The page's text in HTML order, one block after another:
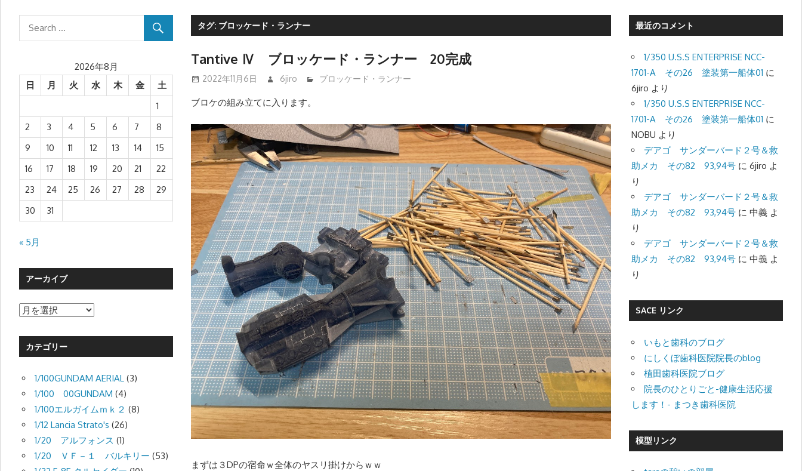
タグ: ブロッケード・ランナー
Tantive Ⅳ ブロッケード・ランナー 20完成
2022年11月6日 6jiro ブロッケード・ランナー
ブロケの組み立てに入ります。
まずは３DPの宿命ｗ全体のヤスリ掛けからｗｗ
2026年8月
日
月 火 水 木 金
土
1
2
3 4 5 6 7
8
9
10 11 12 13 14
15
16
17 18 19 20 21
22
23
24 25 26 27 28
29
30
31
« 5月
アーカイブ
ア
イ
カテゴリー
1/100GUNDAM AERIAL (3)
1/100 00GUNDAM (4)
1/100エルガイムｍｋ２ (8)
1/12 Lancia Strato's (26)
1/20 アルフォンス (1)
1/20 ＶＦ－１ バルキリー (53)
最近のコメント
1/350 U.S.S ENTERPRISE NCC-
1701-A その26 塗装第一船体01 に
6jiro より
1/350 U.S.S ENTERPRISE NCC-
1701-A その26 塗装第一船体01 に
NOBU より
デアゴ サンダーバード２号＆救
助メカ その82 93,94号 に6jiro よ
り
デアゴ サンダーバード２号＆救
助メカ その82 93,94号 に中義 よ
り
デアゴ サンダーバード２号＆救
助メカ その82 93,94号 に中義 よ
り
SACE リンク
いもと歯科のブログ
にしくぼ歯科医院院長のblog
植田歯科医院ブログ
院長のひとりごと-健康生活応援
します！- まつき歯科医院
模型リンク